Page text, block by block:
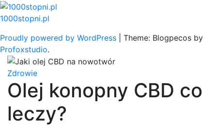
Skip
to
1000stopni.pl
Proudly powered by WordPress
Theme: Blogpecos by
Profoxstudio.
Zdrowie
Olej konopny CBD co
leczy?